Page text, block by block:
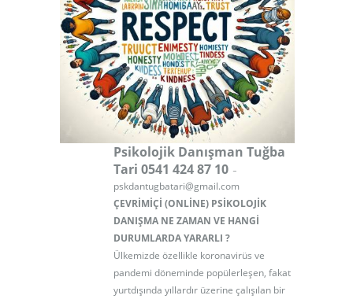
Psikolojik Danışman Tuğba
Tari 0541 424 87 10 -
pskdantugbatari@gmail.com
ÇEVRİMİÇİ (ONLİNE) PSİKOLOJİK
DANIŞMA NE ZAMAN VE HANGİ
DURUMLARDA YARARLI ?
Ülkemizde özellikle koronavirüs ve
pandemi döneminde popülerleşen, fakat
yurtdışında yıllardır üzerine çalışılan bir